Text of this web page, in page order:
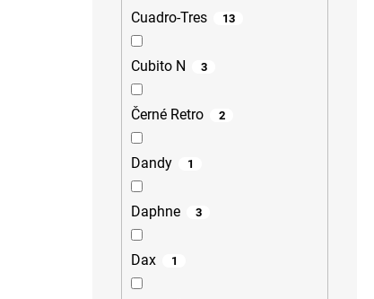
Cuadro-Tres 13
Cubito N 3
Černé Retro 2
Dandy 1
Daphne 3
Dax 1